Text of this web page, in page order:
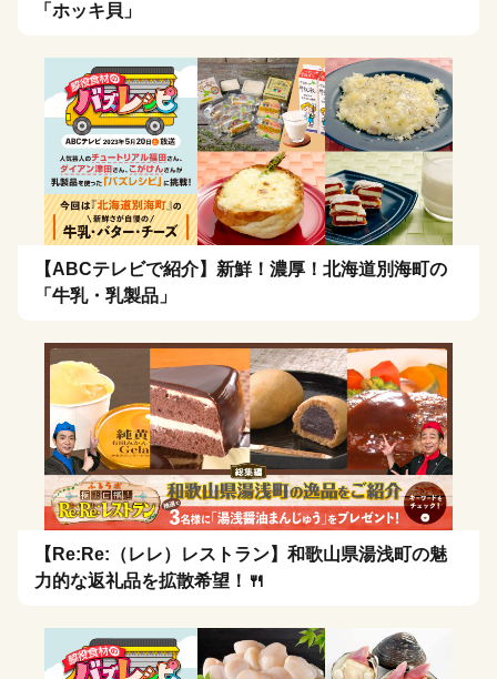
「ホッキ貝」
【ABCテレビで紹介】新鮮！濃厚！北海道別海町の
「牛乳・乳製品」
【Re:Re:（レレ）レストラン】和歌山県湯浅町の魅
力的な返礼品を拡散希望！🍴